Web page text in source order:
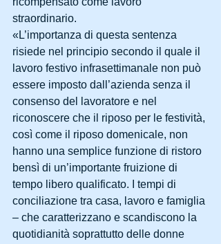
straordinario.
«L’importanza di questa sentenza
risiede nel principio secondo il quale il
lavoro festivo infrasettimanale non può
essere imposto dall’azienda senza il
consenso del lavoratore e nel
riconoscere che il riposo per le festività,
così come il riposo domenicale, non
hanno una semplice funzione di ristoro
bensì di un’importante fruizione di
tempo libero qualificato. I tempi di
conciliazione tra casa, lavoro e famiglia
– che caratterizzano e scandiscono la
quotidianità soprattutto delle donne